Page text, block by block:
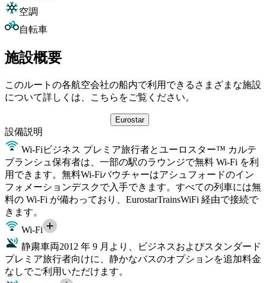
空調
自転車
施設概要
このルートの各航空会社の船内で利用できるさまざまな施設
について詳しくは、こちらをご覧ください。
Eurostar
設備説明
Wi-Fi ビジネス プレミア旅行者とユーロスター™ カルテ
ブランシュ保有者は、一部の駅のラウンジで無料 Wi-Fi を利
用できます。無料Wi-Fiバウチャーはアシュフォードのイン
フォメーションデスクで入手できます。すべての列車には無
料の Wi-Fi が備わっており、EurostarTrainsWiFi 経由で接続で
きます。
Wi-Fi
静粛車両2012 年 9 月より、ビジネスおよびスタンダード
プレミア旅行者向けに、静かなバスのオプションを追加料金
なしでご利用いただけます。